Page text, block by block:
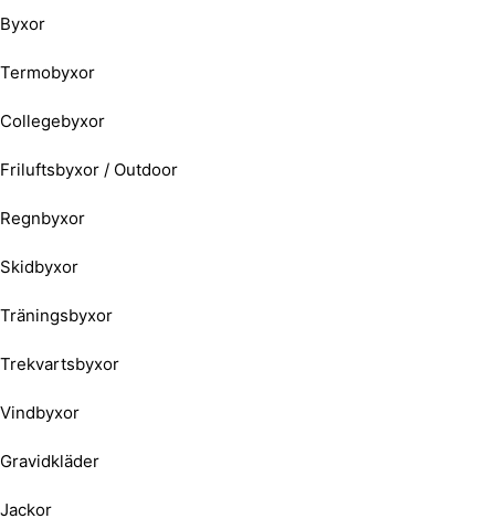
Byxor
Termobyxor
Collegebyxor
Friluftsbyxor / Outdoor
Regnbyxor
Skidbyxor
Träningsbyxor
Trekvartsbyxor
Vindbyxor
Gravidkläder
Jackor